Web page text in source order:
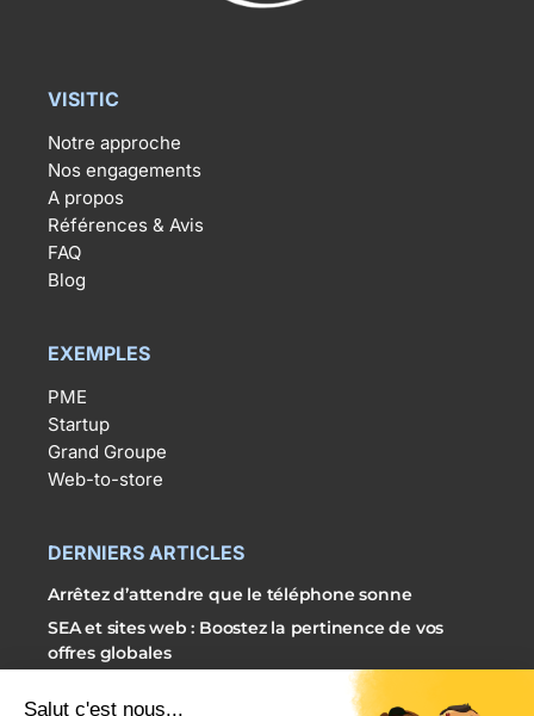
VISITIC
Notre approche
Nos engagements
A propos
Références & Avis
FAQ
Blog
EXEMPLES
PME
Startup
Grand Groupe
Web-to-store
DERNIERS ARTICLES
Arrêtez d’attendre que le téléphone sonne
SEA et sites web : Boostez la pertinence de vos
offres globales
3 étapes simples pour externaliser vos campagnes
SEA